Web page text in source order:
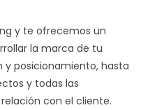
y te ofrecemos un
la marca de tu
y posicionamiento, hasta
y todas las
con el cliente.